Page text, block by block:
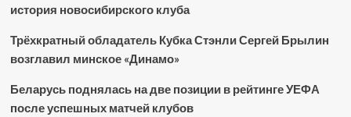
история новосибирского клуба
Трёхкратный обладатель Кубка Стэнли Сергей Брылин
возглавил минское «Динамо»
Беларусь поднялась на две позиции в рейтинге УЕФА
после успешных матчей клубов